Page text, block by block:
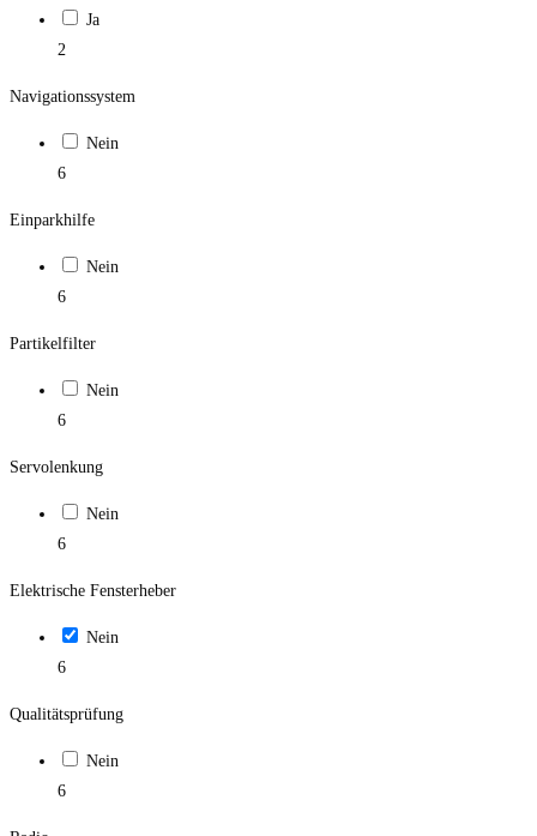
Ja
2
Navigationssystem
Nein
6
Einparkhilfe
Nein
6
Partikelfilter
Nein
6
Servolenkung
Nein
6
Elektrische Fensterheber
Nein
6
Qualitätsprüfung
Nein
6